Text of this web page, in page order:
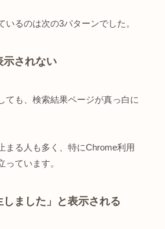
いるのは次の3パターンでした。
示されない
ても、検索結果ページが真っ白に
まる人も多く、特にChrome利用
っています。
しました」と表示される